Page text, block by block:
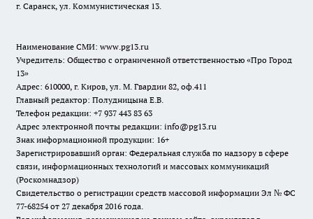
г. Саранск, ул. Коммунистическая 13.
Наименование СМИ: www.pg13.ru
Учредитель: Общество с ограниченной ответственностью «Про Город
13»
Адрес: 610000, г. Киров, ул. М. Гвардии 82, оф.411
Главный редактор: Полудницына Е.В.
Телефон редакции: +7 937 443 83 63
Адрес электронной почты редакции: info@pg13.ru
Знак информационной продукции: 16+
Зарегистрировавший орган: Федеральная служба по надзору в сфере
связи, информационных технологий и массовых коммуникаций
(Роскомнадзор)
Свидетельство о регистрации средств массовой информации Эл № ФС
77-68254 от 27 декабря 2016 года.